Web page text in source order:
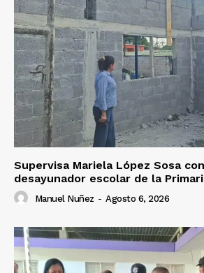
Supervisa Mariela López Sosa
desayunador escolar de la
Manuel Nuñez - Agosto 6, 2026